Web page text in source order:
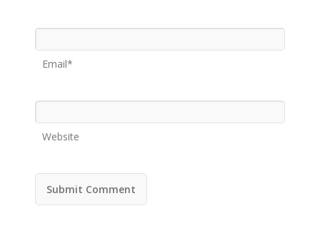
Email*
Website